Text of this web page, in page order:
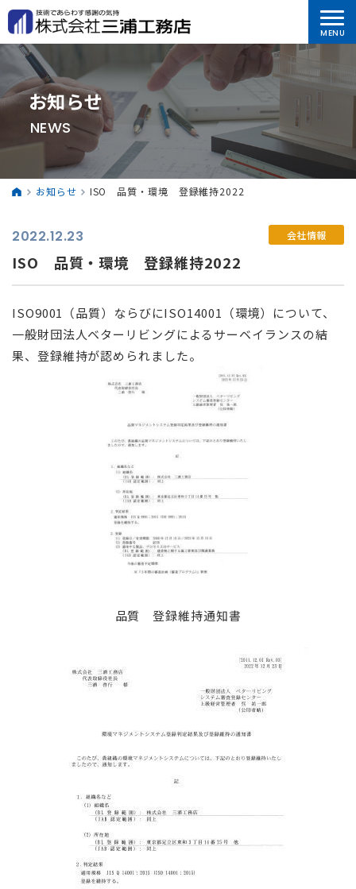
お知らせ
NEWS
お知らせ ISO 品質・環境 登録維持2022
2022.12.23 会社情報
ISO 品質・環境 登録維持2022
ISO9001（品質）ならびにISO14001（環境）について、
一般財団法人ベターリビングによるサーベイランスの結
果、登録維持が認められました。
品質 登録維持通知書